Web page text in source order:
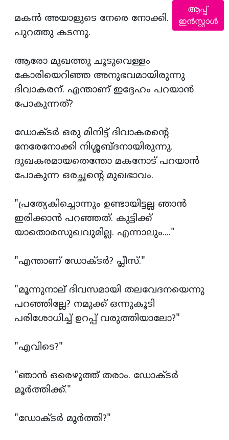
മകന്‍ അയാളുടെ നേരെ നോക്കി. എന്നിട്ട്
പുറത്തു കടന്നു.
ആരോ മുഖത്തു ചൂടുവെള്ളം
കോരിയെറിഞ്ഞ അനുഭവമായിരുന്നു
ദിവാകരന്. എന്താണ് ഇദ്ദേഹം പറയാന്‍
പോകുന്നത്?
ഡോക്ടര്‍ ഒരു മിനിട്ട് ദിവാകരന്‍റെ
നേരേനോക്കി നിശ്ശബ്ദനായിരുന്നു.
ദുഖകരമായതെന്തോ മകനോട് പറയാന്‍
പോകുന്ന ഒരച്ഛന്‍റെ മുഖഭാവം.
"പ്രത്യേകിച്ചൊന്നും ഉണ്ടായിട്ടല്ല ഞാന്‍
ഇരിക്കാന്‍ പറഞ്ഞത്. കുട്ടിക്ക്
യാതൊരസുഖവുമില്ല. എന്നാലും...."
"എന്താണ് ഡോക്ടര്‍? പ്ലീസ്."
"മൂന്നുനാല് ദിവസമായി തലവേദനയെന്നു
പറഞ്ഞില്ലേ? നമുക്ക് ഒന്നുകൂടി
പരിശോധിച്ച് ഉറപ്പ് വരുത്തിയാലോ?"
"എവിടെ?"
"ഞാന്‍ ഒരെഴുത്ത് തരാം. ഡോക്ടര്‍
മൂര്‍ത്തിക്ക്."
"ഡോക്ടര്‍ മൂര്‍ത്തി?"
ആപ്പ്
ഇൻസ്റ്റാൾ